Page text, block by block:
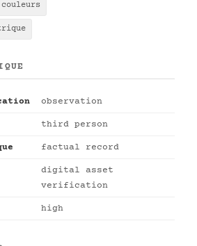
observation
third person
factual record
digital asset
verification
high